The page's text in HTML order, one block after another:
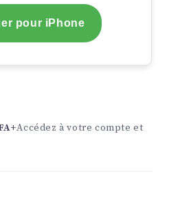
pour iPhone
Accédez à votre compte et